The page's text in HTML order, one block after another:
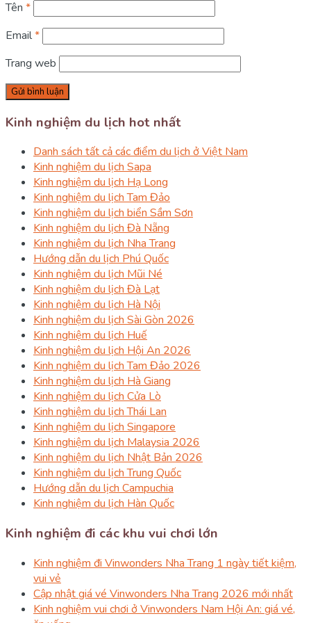
Tên *
Email*
Trang web
Kinh nghiệm du lịch hot nhất
Danh sách tất cả các điểm du lịch ở Việt Nam
Kinh nghiệm du lịch Sapa
Kinh nghiệm du lịch Hạ Long
Kinh nghiệm du lịch Tam Đảo
Kinh nghiệm du lịch biển Sầm Sơn
Kinh nghiệm du lịch Đà Nẵng
Kinh nghiệm du lịch Nha Trang
Hướng dẫn du lịch Phú Quốc
Kinh nghiệm du lịch Mũi Né
Kinh nghiệm du lịch Đà Lạt
Kinh nghiệm du lịch Hà Nội
Kinh nghiệm du lịch Sài Gòn 2026
Kinh nghiệm du lịch Huế
Kinh nghiệm du lịch Hội An 2026
Kinh nghiệm du lịch Tam Đảo 2026
Kinh nghiệm du lịch Hà Giang
Kinh nghiệm du lịch Cửa Lò
Kinh nghiệm du lịch Thái Lan
Kinh nghiệm du lịch Singapore
Kinh nghiệm du lịch Malaysia 2026
Kinh nghiệm du lịch Nhật Bản 2026
Kinh nghiệm du lịch Trung Quốc
Hướng dẫn du lịch Campuchia
Kinh nghiệm du lịch Hàn Quốc
Kinh nghiệm đi các khu vui chơi lớn
Kinh nghiệm đi Vinwonders Nha Trang 1 ngày tiết kiệm,
vui vẻ
Cập nhật giá vé Vinwonders Nha Trang 2026 mới nhất
Kinh nghiệm vui chơi ở Vinwonders Nam Hội An: giá vé,